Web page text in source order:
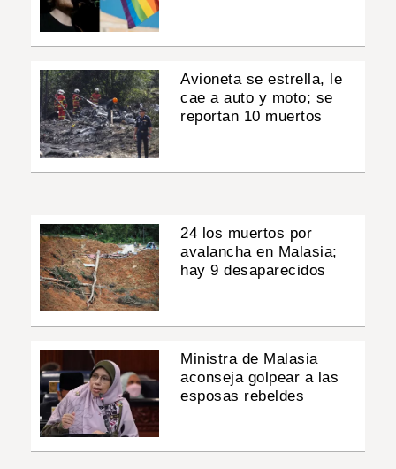
Avioneta se estrella, le
cae a auto y moto; se
reportan 10 muertos
24 los muertos por
avalancha en Malasia;
hay 9 desaparecidos
Ministra de Malasia
aconseja golpear a las
esposas rebeldes